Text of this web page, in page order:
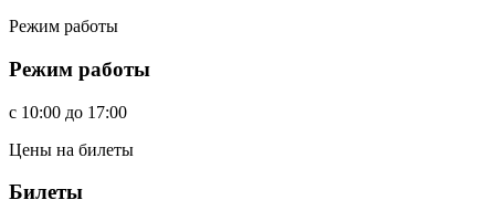
Режим работы
Режим работы
c 10:00 до 17:00
Цены на билеты
Билеты